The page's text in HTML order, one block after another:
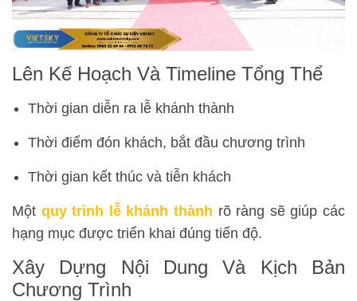
Lên Kế Hoạch Và Timeline Tổng Thể
Thời gian diễn ra lễ khánh thành
Thời điểm đón khách, bắt đầu chương trình
Thời gian kết thúc và tiễn khách
Một quy trình lễ khánh thành rõ ràng sẽ giúp các
hạng mục được triển khai đúng tiến độ.
Xây Dựng Nội Dung Và Kịch Bản
Chương Trình